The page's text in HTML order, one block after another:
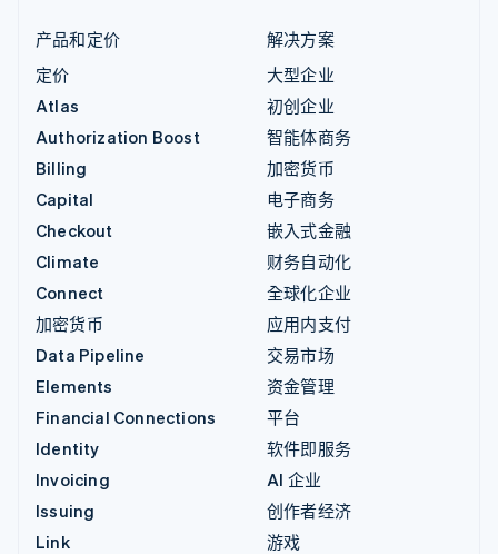
产品和定价
定价
Atlas
Authorization Boost
Billing
Capital
Checkout
Climate
Connect
加密货币
Data Pipeline
Elements
Financial Connections
Identity
Invoicing
Issuing
Link
解决方案
大型企业
初创企业
智能体商务
加密货币
电子商务
嵌入式金融
财务自动化
全球化企业
应用内支付
交易市场
资金管理
平台
软件即服务
AI 企业
创作者经济
游戏